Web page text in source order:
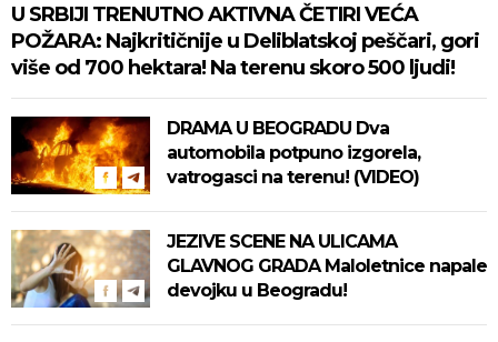
U SRBIJI TRENUTNO AKTIVNA ČETIRI VEĆA
POŽARA: Najkritičnije u Deliblatskoj peščari, gori
više od 700 hektara! Na terenu skoro 500 ljudi!
DRAMA U BEOGRADU Dva
automobila potpuno izgorela,
vatrogasci na terenu! (VIDEO)
JEZIVE SCENE NA ULICAMA
GLAVNOG GRADA Maloletnice napale
devojku u Beogradu!